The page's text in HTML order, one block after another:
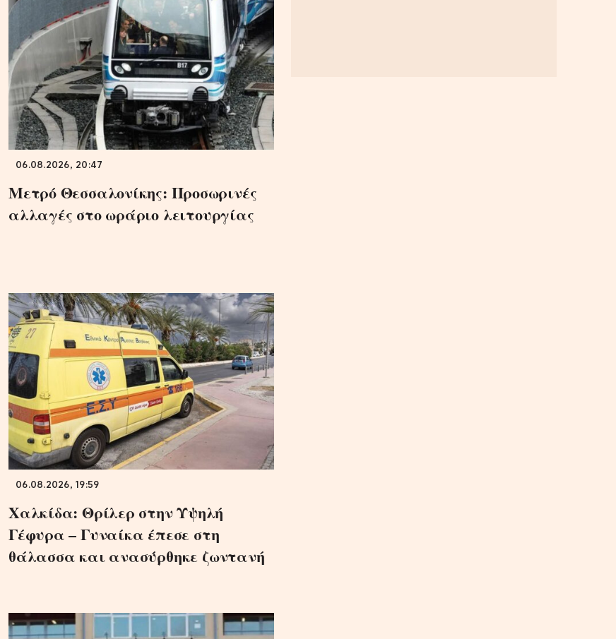
06.08.2026, 20:47
Μετρό Θεσσαλονίκης: Προσωρινές
αλλαγές στο ωράριο λειτουργίας
06.08.2026, 19:59
Χαλκίδα: Θρίλερ στην Υψηλή
Γέφυρα – Γυναίκα έπεσε στη
θάλασσα και ανασύρθηκε ζωντανή